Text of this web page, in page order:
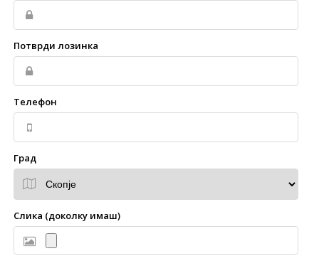
Потврди лозинка
Телефон
Град
Слика (доколку имаш)